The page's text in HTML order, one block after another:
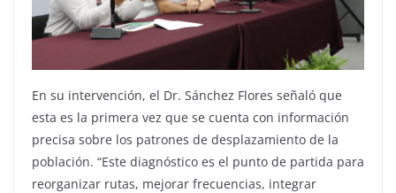
En su intervención, el Dr. Sánchez Flores señaló que
esta es la primera vez que se cuenta con información
precisa sobre los patrones de desplazamiento de la
población. “Este diagnóstico es el punto de partida para
reorganizar rutas, mejorar frecuencias, integrar